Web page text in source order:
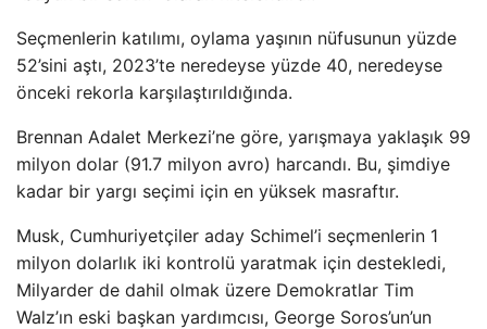
Seçmenlerin katılımı, oylama yaşının nüfusunun yüzde
52’sini aştı, 2023’te neredeyse yüzde 40, neredeyse
önceki rekorla karşılaştırıldığında.
Brennan Adalet Merkezi’ne göre, yarışmaya yaklaşık 99
milyon dolar (91.7 milyon avro) harcandı. Bu, şimdiye
kadar bir yargı seçimi için en yüksek masraftır.
Musk, Cumhuriyetçiler aday Schimel’i seçmenlerin 1
milyon dolarlık iki kontrolü yaratmak için destekledi,
Milyarder de dahil olmak üzere Demokratlar Tim
Walz’ın eski başkan yardımcısı, George Soros’un’un